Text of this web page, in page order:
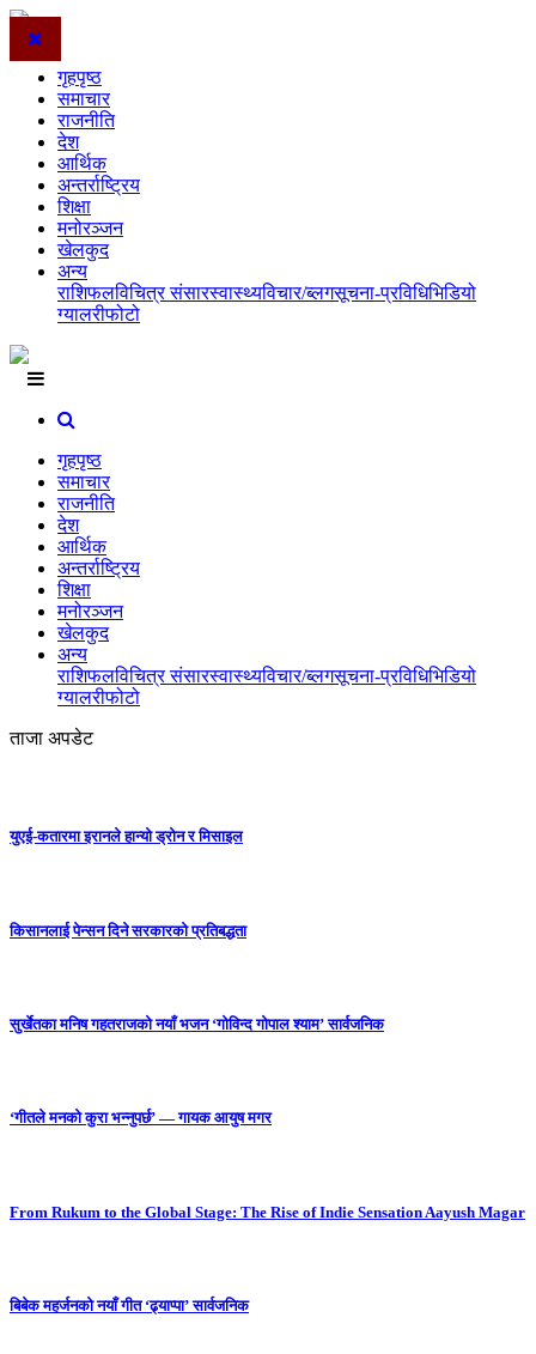
गृहपृष्ठ
समाचार
राजनीति
देश
आर्थिक
अन्तर्राष्ट्रिय
शिक्षा
मनोरञ्जन
खेलकुद
अन्य
राशिफलविचित्र संसारस्वास्थ्यविचार/ब्लगसूचना-प्रविधिभिडियो
ग्यालरीफोटो
गृहपृष्ठ
समाचार
राजनीति
देश
आर्थिक
अन्तर्राष्ट्रिय
शिक्षा
मनोरञ्जन
खेलकुद
अन्य
राशिफलविचित्र संसारस्वास्थ्यविचार/ब्लगसूचना-प्रविधिभिडियो
ग्यालरीफोटो
ताजा अपडेट
युएई-कतारमा इरानले हान्यो ड्रोन र मिसाइल
किसानलाई पेन्सन दिने सरकारको प्रतिबद्धता
सुर्खेतका मनिष गहतराजको नयाँ भजन ‘गोविन्द गोपाल श्याम’ सार्वजनिक
‘गीतले मनको कुरा भन्नुपर्छ’ — गायक आयुष मगर
From Rukum to the Global Stage: The Rise of Indie Sensation Aayush Magar
बिबेक महर्जनको नयाँ गीत ‘ढ्याप्पा’ सार्वजनिक